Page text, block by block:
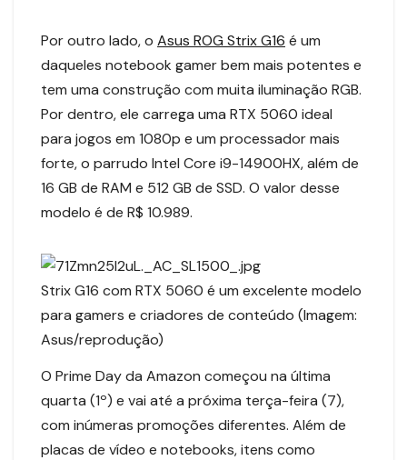
Por outro lado, o Asus ROG Strix G16 é um
daqueles notebook gamer bem mais potentes e
tem uma construção com muita iluminação RGB.
Por dentro, ele carrega uma RTX 5060 ideal
para jogos em 1080p e um processador mais
forte, o parrudo Intel Core i9-14900HX, além de
16 GB de RAM e 512 GB de SSD. O valor desse
modelo é de R$ 10.989.
Strix G16 com RTX 5060 é um excelente modelo
para gamers e criadores de conteúdo (Imagem:
Asus/reprodução)
O Prime Day da Amazon começou na última
quarta (1º) e vai até a próxima terça-feira (7),
com inúmeras promoções diferentes. Além de
placas de vídeo e notebooks, itens como